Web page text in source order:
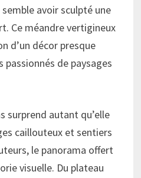
avoir sculpté une
Ce méandre vertigineux
d’un décor presque
de paysages
surprend autant qu’elle
caillouteux et sentiers
le panorama offert
visuelle. Du plateau